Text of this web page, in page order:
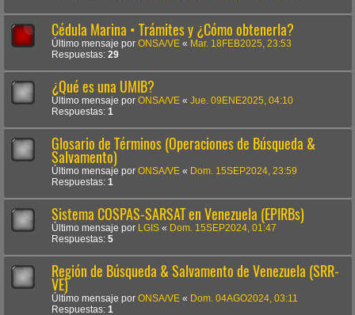
Cédula Marina • Trámites y ¿Cómo obtenerla?
Último mensaje por ONSA/VE « Mar. 18FEB2025, 23:53
Respuestas: 29
¿Qué es una UMIB?
Último mensaje por ONSA/VE « Jue. 09ENE2025, 04:10
Respuestas: 1
Glosario de Términos (Operaciones de Búsqueda &
Salvamento)
Último mensaje por ONSA/VE « Dom. 15SEP2024, 23:59
Respuestas: 1
Sistema COSPAS-SARSAT en Venezuela (EPIRBs)
Último mensaje por LGIS « Dom. 15SEP2024, 01:47
Respuestas: 5
Región de Búsqueda & Salvamento de Venezuela (SRR-
VE)
Último mensaje por ONSA/VE « Dom. 04AGO2024, 03:11
Respuestas: 1